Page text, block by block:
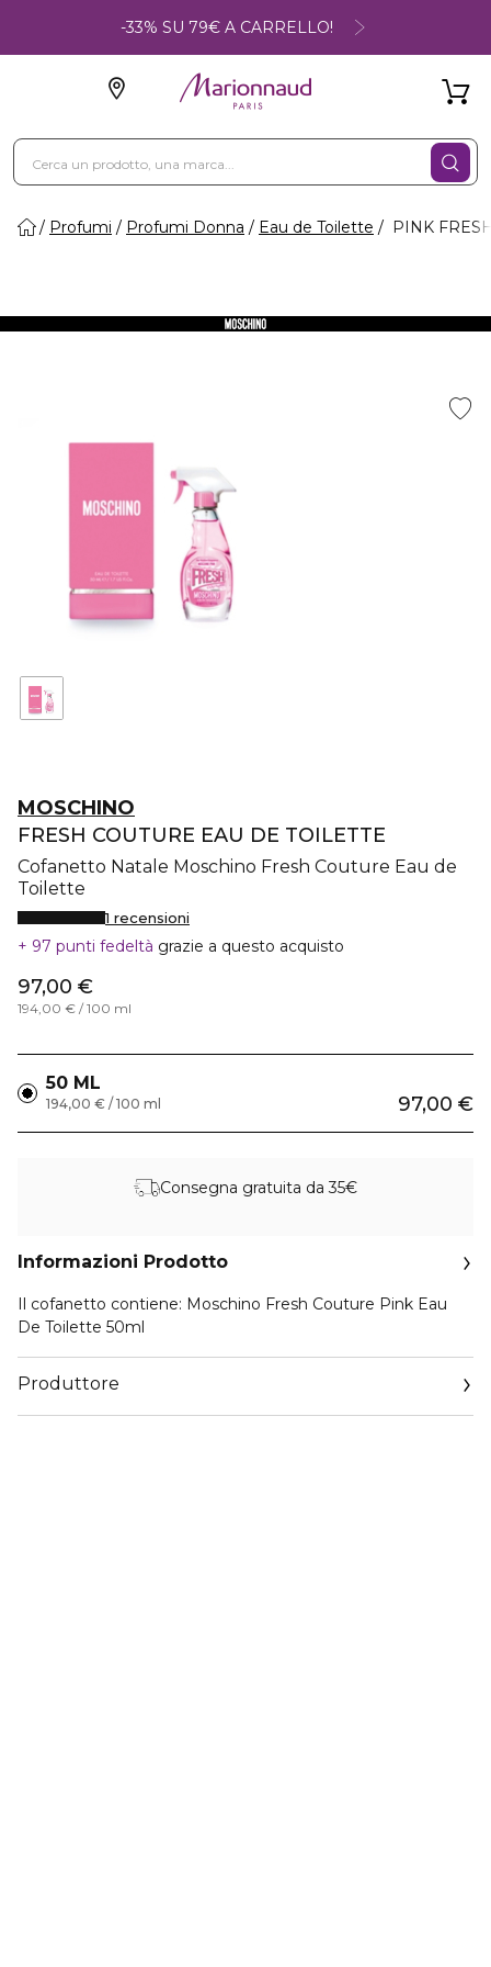
-33% SU 79€ A CARRELLO!
Profumi Profumi Donna Eau de Toilette PINK
MOSCHINO
FRESH COUTURE EAU DE TOILETTE
Cofanetto Natale Moschino Fresh Couture Eau de
Toilette
1 recensioni
97 punti fedeltà grazie a questo acquisto
97,00 €
194,00 € / 100 ml
50 ML
97,00 €
194,00 € / 100 ml
Consegna gratuita da 35€
Informazioni Prodotto
Il cofanetto contiene: Moschino Fresh Couture Pink Eau
De Toilette 50ml
Produttore